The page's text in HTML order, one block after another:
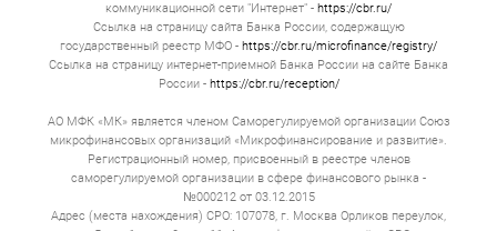
коммуникационной сети "Интернет" - https://cbr.ru/
Ссылка на страницу сайта Банка России, содержащую
государственный реестр МФО - https://cbr.ru/microfinance/registry/
Ссылка на страницу интернет-приемной Банка России на сайте Банка
России - https://cbr.ru/reception/
АО МФК «МК» является членом Саморегулируемой организации Союз
микрофинансовых организаций «Микрофинансирование и развитие».
Регистрационный номер, присвоенный в реестре членов
саморегулируемой организации в сфере финансового рынка -
№000212 от 03.12.2015
Адрес (места нахождения) СРО: 107078, г. Москва Орликов переулок,